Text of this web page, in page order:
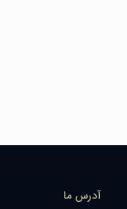
آدرس ما